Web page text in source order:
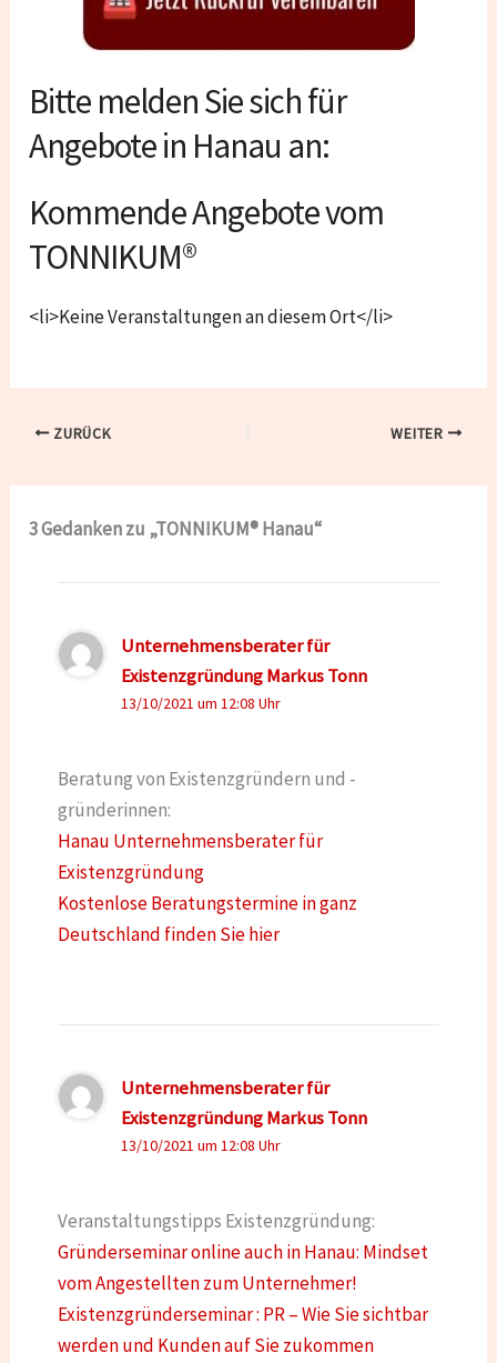
Bitte melden Sie sich für
Angebote in Hanau an:
Kommende Angebote vom
TONNIKUM®
<li>Keine Veranstaltungen an diesem Ort</li>
ZURÜCK WEITER
3 Gedanken zu „TONNIKUM® Hanau“
Unternehmensberater für
Existenzgründung Markus Tonn
13/10/2021 um 12:08 Uhr
Beratung von Existenzgründern und -
gründerinnen:
Hanau Unternehmensberater für
Existenzgründung
Kostenlose Beratungstermine in ganz
Deutschland finden Sie hier
Unternehmensberater für
Existenzgründung Markus Tonn
13/10/2021 um 12:08 Uhr
Veranstaltungstipps Existenzgründung:
Gründerseminar online auch in Hanau: Mindset
vom Angestellten zum Unternehmer!
Existenzgründerseminar : PR – Wie Sie sichtbar
werden und Kunden auf Sie zukommen